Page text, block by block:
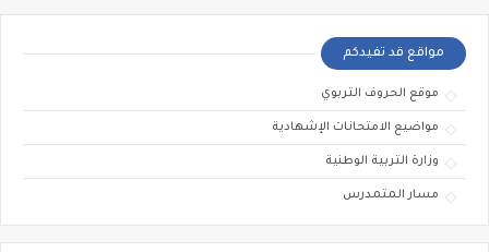
مواقع قد تفيدكم
موقع الحروف التربوي
مواضيع الامتحانات الإشهادية
وزارة التربية الوطنية
مسار المتمدرس